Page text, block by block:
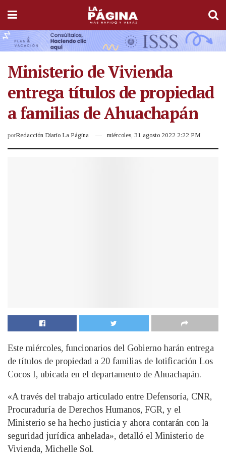
Ministerio de Vivienda
entrega títulos de propiedad
a familias de Ahuachapán
porRedacción Diario La Página miércoles, 31 agosto 2022 2:22 PM
Este miércoles, funcionarios del Gobierno harán entrega
de títulos de propiedad a 20 familias de lotificación Los
Cocos I, ubicada en el departamento de Ahuachapán.
«A través del trabajo articulado entre Defensoría, CNR,
Procuraduría de Derechos Humanos, FGR, y el
Ministerio se ha hecho justicia y ahora contarán con la
seguridad jurídica anhelada», detalló el Ministerio de
Vivienda, Michelle Sol.